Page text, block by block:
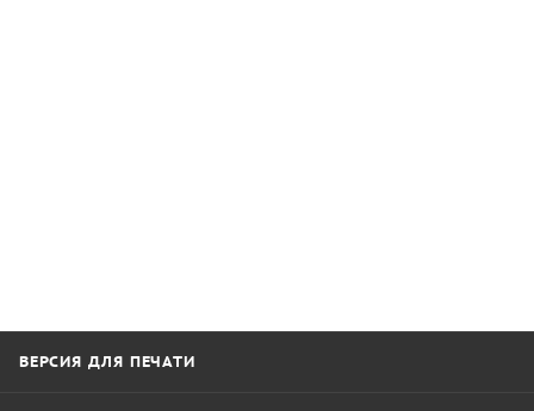
ВЕРСИЯ ДЛЯ ПЕЧАТИ